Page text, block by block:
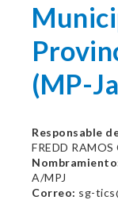
(MP-
Responsable
FREDD RAMOS
A/MPJ
Correo: sg-